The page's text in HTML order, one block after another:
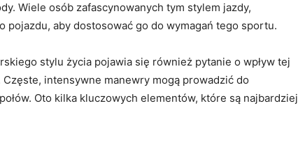
Wiele osób zafascynowanych⁤ tym stylem jazdy,
pojazdu, aby ⁣dostosować go do wymagań tego​ sportu.
stylu życia pojawia się również pytanie o wpływ tej
intensywne manewry​ mogą prowadzić do​
Oto kilka kluczowych elementów, które są​ najbardziej